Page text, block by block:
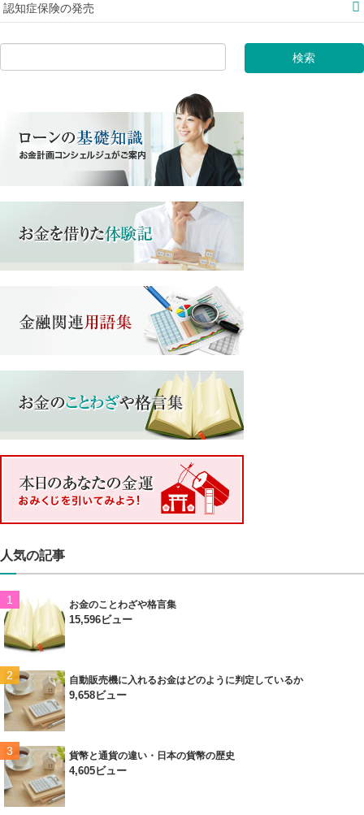
認知症保険の発売
人気の記事
お金のことわざや格言集
15,596ビュー
自動販売機に入れるお金はどのように判定しているか
9,658ビュー
貨幣と通貨の違い・日本の貨幣の歴史
4,605ビュー